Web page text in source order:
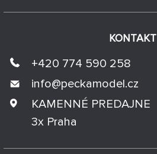
KONTAKT
+420 774 590 258
info@peckamodel.cz
KAMENNÉ PREDAJNE
3x Praha